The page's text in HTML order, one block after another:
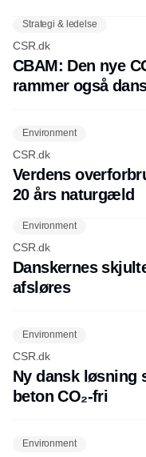
Strategi & ledelse
CSR.dk
CBAM: Den nye
rammer også
Environment
CSR.dk
Verdens
20 års naturgæld
Environment
CSR.dk
Danskernes
afsløres
Environment
CSR.dk
Ny dansk løsning
beton CO₂-fri
Environment